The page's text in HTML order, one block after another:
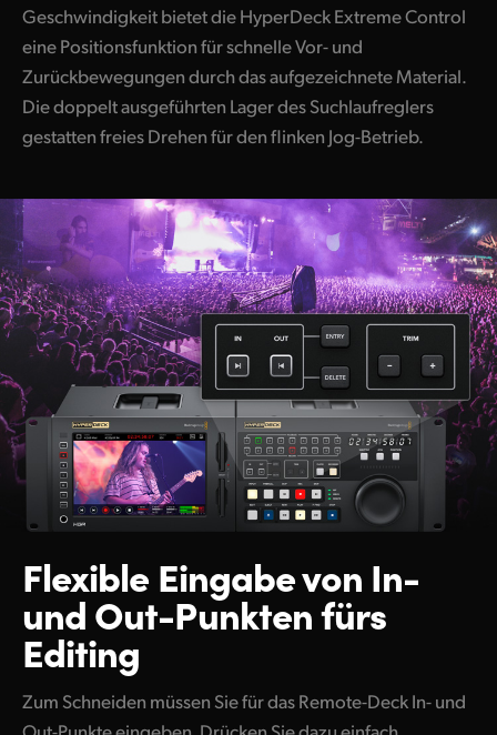
Geschwindigkeit bietet die HyperDeck Extreme Control
eine Positionsfunktion für schnelle Vor- und
Zurückbewegungen durch das aufgezeichnete Material.
Die doppelt ausgeführten Lager des Suchlaufreglers
gestatten freies Drehen für den flinken Jog-Betrieb.
Flexible Eingabe von In-
und Out-Punkten fürs
Editing
Zum Schneiden müssen Sie für das Remote-Deck In- und